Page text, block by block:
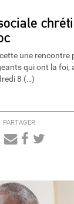
une rencontre
qui ont la foi,
8 (…)
PARTAGER